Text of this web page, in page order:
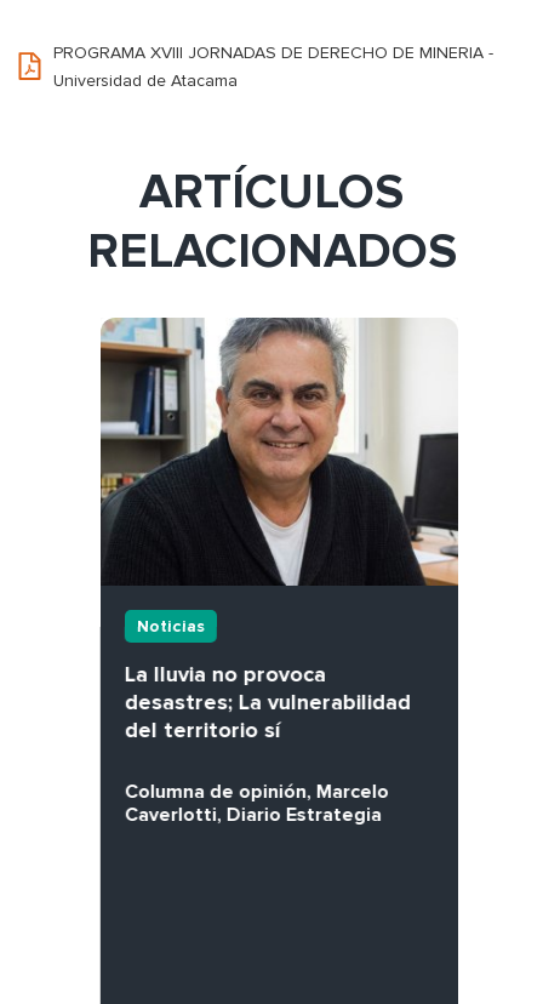
PROGRAMA XVIII JORNADAS DE DERECHO DE MINERIA -
Universidad de Atacama
ARTÍCULOS
RELACIONADOS
Noticias
La lluvia no provoca
desastres; La vulnerabilidad
del territorio sí
Columna de opinión, Marcelo
Caverlotti, Diario Estrategia